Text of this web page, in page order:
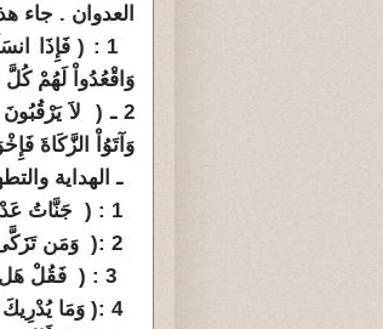
العدوان . جاء
1 : ( فَإِذَا
وَاقْعُدُواْ لَهُمْ كُلَّ
وَآتَوُاْ الزَّكَاةَ
ـ الهداية
4 :( وَمَا يُدْرِيكَ لَعَلَّهُ يَزَّكَّى ) 3 ) عبس )